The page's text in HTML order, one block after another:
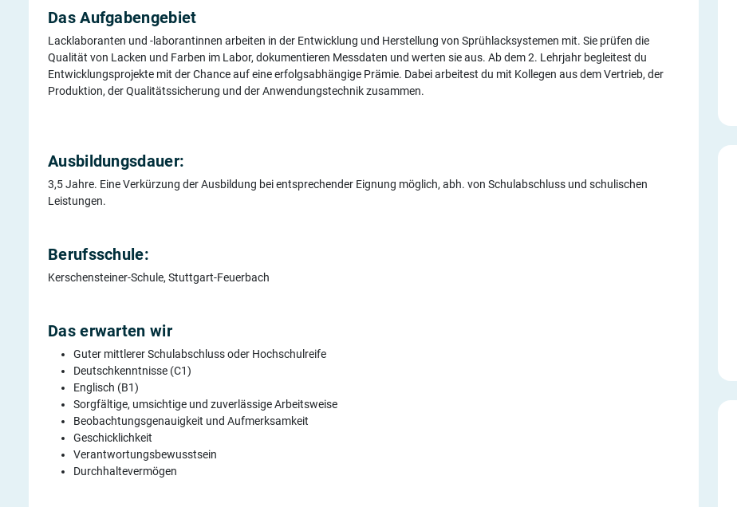
Das Aufgabengebiet
Lacklaboranten und -laborantinnen arbeiten in der Entwicklung und Herstellung von Sprühlacksystemen mit. Sie prüfen die
Qualität von Lacken und Farben im Labor, dokumentieren Messdaten und werten sie aus. Ab dem 2. Lehrjahr begleitest du
Entwicklungsprojekte mit der Chance auf eine erfolgsabhängige Prämie. Dabei arbeitest du mit Kollegen aus dem Vertrieb, der
Produktion, der Qualitätssicherung und der Anwendungstechnik zusammen.
Ausbildungsdauer:
3,5 Jahre. Eine Verkürzung der Ausbildung bei entsprechender Eignung möglich, abh. von Schulabschluss und schulischen
Leistungen.
Berufsschule:
Kerschensteiner-Schule, Stuttgart-Feuerbach
Das erwarten wir
Guter mittlerer Schulabschluss oder Hochschulreife
Deutschkenntnisse (C1)
Englisch (B1)
Sorgfältige, umsichtige und zuverlässige Arbeitsweise
Beobachtungsgenauigkeit und Aufmerksamkeit
Geschicklichkeit
Verantwortungsbewusstsein
Durchhaltevermögen